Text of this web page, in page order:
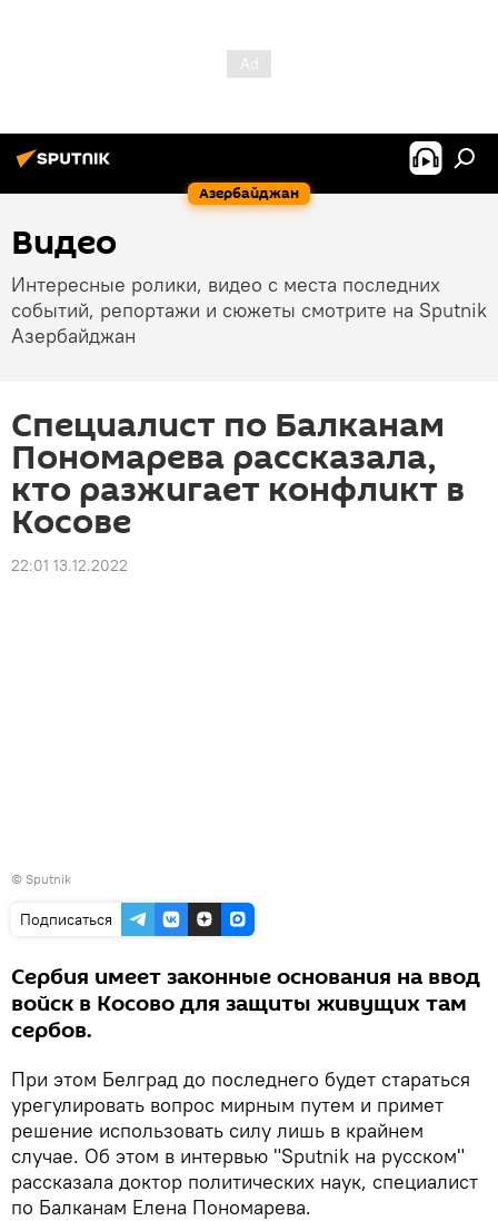
Азербайджан
Видео
Интересные ролики, видео с места последних
событий, репортажи и сюжеты смотрите на Sputnik
Азербайджан
Специалист по Балканам
Пономарева рассказала,
кто разжигает конфликт в
Косове
22:01 13.12.2022
© Sputnik
Подписаться
Сербия имеет законные основания на ввод
войск в Косово для защиты живущих там
сербов.
При этом Белград до последнего будет стараться
урегулировать вопрос мирным путем и примет
решение использовать силу лишь в крайнем
случае. Об этом в интервью "Sputnik на русском"
рассказала доктор политических наук, специалист
по Балканам Елена Пономарева.